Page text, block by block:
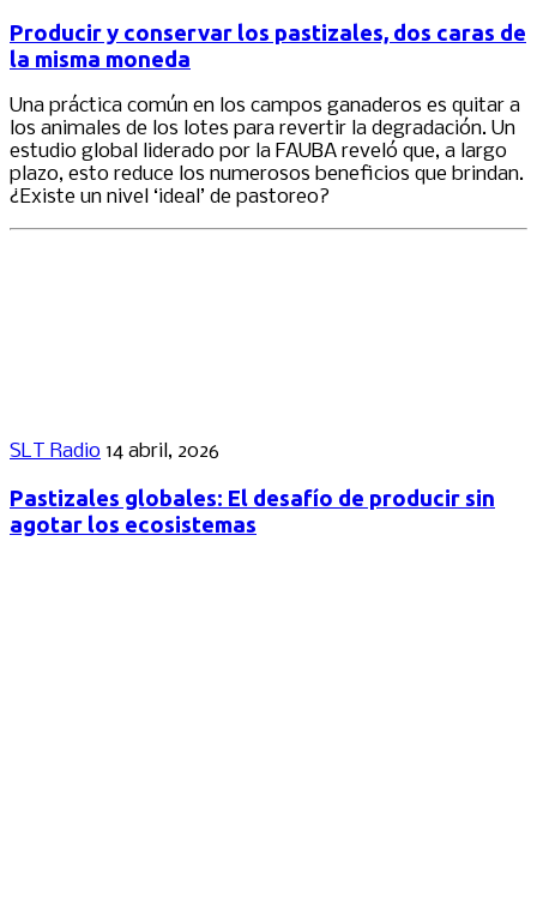
Producir y conservar los pastizales, dos caras de
la misma moneda
Una práctica común en los campos ganaderos es quitar a
los animales de los lotes para revertir la degradación. Un
estudio global liderado por la FAUBA reveló que, a largo
plazo, esto reduce los numerosos beneficios que brindan.
¿Existe un nivel ‘ideal’ de pastoreo?
SLT Radio 14 abril, 2026
Pastizales globales: El desafío de producir sin
agotar los ecosistemas